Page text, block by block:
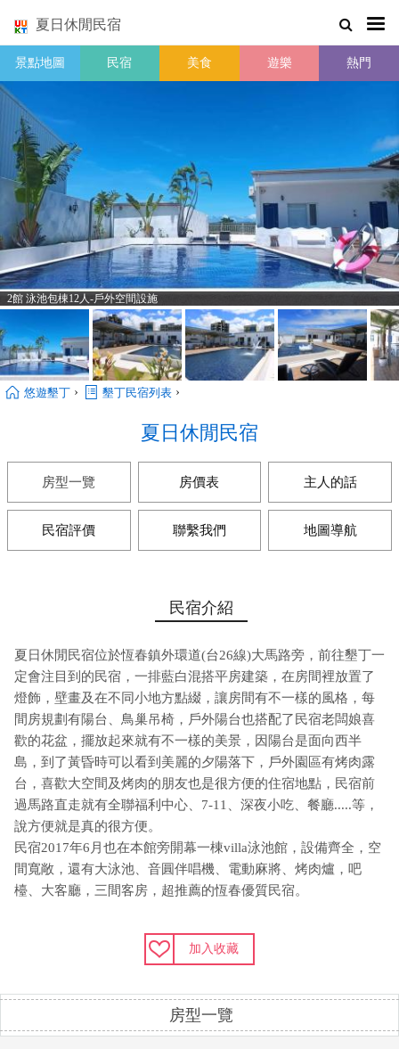
夏日休閒民宿
景點地圖 民宿 美食 遊樂 熱門
2館 泳池包棟12人-戶外空間設施
悠遊墾丁 › 墾丁民宿列表 ›
夏日休閒民宿
房型一覽 房價表 主人的話
民宿評價 聯繫我們 地圖導航
民宿介紹
夏日休閒民宿位於恆春鎮外環道(台26線)大馬路旁，前往墾丁一
定會注目到的民宿，一排藍白混搭平房建築，在房間裡放置了
燈飾，壁畫及在不同小地方點綴，讓房間有不一樣的風格，每
間房規劃有陽台、鳥巢吊椅，戶外陽台也搭配了民宿老闆娘喜
歡的花盆，擺放起來就有不一樣的美景，因陽台是面向西半
島，到了黃昏時可以看到美麗的夕陽落下，戶外園區有烤肉露
台，喜歡大空間及烤肉的朋友也是很方便的住宿地點，民宿前
過馬路直走就有全聯福利中心、7-11、深夜小吃、餐廳.....等，
說方便就是真的很方便。
民宿2017年6月也在本館旁開幕一棟villa泳池館，設備齊全，空
間寬敞，還有大泳池、音圓伴唱機、電動麻將、烤肉爐，吧
檯、大客廳，三間客房，超推薦的恆春優質民宿。
加入收藏
房型一覽